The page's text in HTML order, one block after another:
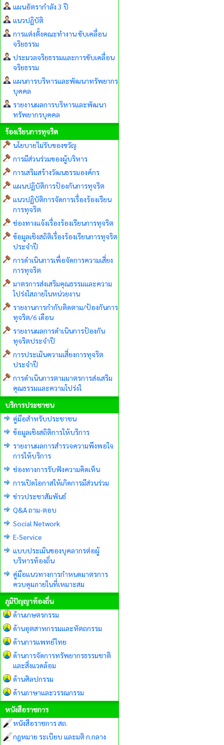
แผนอัตรากำลัง 3 ปี
แนวปฏิบัติ
การแต่งตั้งคณะทำงาน ขับเคลื่อน
จริยธรรม
ประมวลจริยธรรมและการขับเคลื่อน
จริยธรรม
แผนการบริหารและพัฒนาทรัพยากร
บุคคล
รายงานผลการบริหารและพัฒนา
ทรัพยากรบุคคล
ร้องเรียนการทุจริต
นโยบายไม่รับของขวัญ
การมีส่วนร่วมของผู้บริหาร
การเสริมสร้างวัฒนธรรมองค์กร
แผนปฏิบัติการป้องกันการทุจริต
แนวปฏิบัติการจัดการเรื่องร้องเรียน
การทุจริต
ช่องทางแจ้งเรื่องร้องเรียนการทุจริต
ข้อมูลเชิงสถิติเรื่องร้องเรียนการทุจริต
ประจำปี
การดำเนินการเพื่อจัดการความเสี่ยง
การทุจริต
มาตรการส่งเสริมคุณธรรมและความ
โปร่งใสภายในหน่วยงาน
รายงานการกำกับติดตาม/ป้องกันการ
ทุจริต/6 เดือน
รายงานผลการดำเนินการป้องกัน
ทุจริตประจำปี
การประเมินความเสี่ยงการทุจริต
ประจำปี
การดำเนินการตามมาตรการส่งเสริม
คุณธรรมและความโปร่งใ
บริการประชาชน
คู่มือสำหรับประชาชน
ข้อมูลเชิงสถิติการให้บริการ
รายงานผลการสำรวจความพึงพอใจ
การให้บริการ
ช่องทางการรับฟังความคิดเห็น
การเปิดโอกาสให้เกิดการมีส่วนร่วม
ข่าวประชาสัมพันธ์
Q&A ถาม-ตอบ
Social Network
E-Service
แบบประเมินของบุคลากรต่อผู้
บริหารท้องถิ่น
คู่มือแนวทางการกำหนดมาตรการ
ควบคุมภายในที่เหมาะสม
ภูมิปัญญาท้องถิ่น
ด้านเกษตรกรรม
ด้านอุตสาหกรรมและหัตถกรรม
ด้านการแพทย์ไทย
ด้านการจัดการทรัพยากรธรรมชาติ
และสิ่งแวดล้อม
ด้านศิลปกรรม
ด้านภาษาและวรรณกรรม
หนังสือราชการ
หนังสือราชการ สถ.
กฎหมาย ระเบียบ และมติ ก.กลาง